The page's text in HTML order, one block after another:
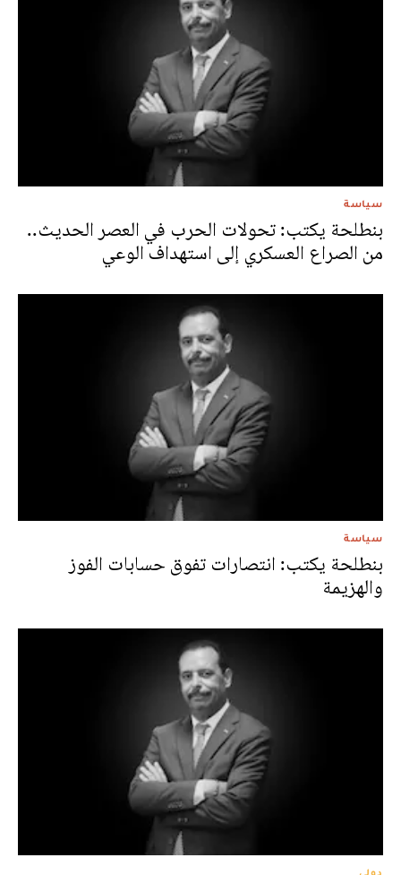
سياسة
بنطلحة يكتب: تحولات الحرب في العصر الحديث..
من الصراع العسكري إلى استهداف الوعي
سياسة
بنطلحة يكتب: انتصارات تفوق حسابات الفوز
والهزيمة
دولي